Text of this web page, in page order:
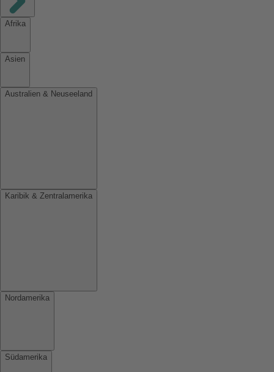
Afrika
Asien
Australien & Neuseeland
Karibik & Zentralamerika
Nordamerika
Südamerika